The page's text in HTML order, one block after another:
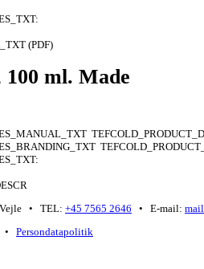
(PDF)
ml. Made
Vejle • TEL: +45 7565 2646 • E-mail:
• Persondatapolitik